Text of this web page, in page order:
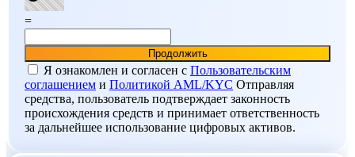
=
Я ознакомлен и согласен c Пользовательским
соглашением и Политикой AML/KYC Отправляя
средства, пользователь подтверждает законность
происхождения средств и принимает ответственность
за дальнейшее использование цифровых активов.